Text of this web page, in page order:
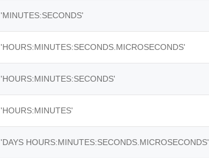
'MINUTES:SECONDS'
'HOURS:MINUTES:SECONDS.MICROSECONDS'
'HOURS:MINUTES:SECONDS'
'HOURS:MINUTES'
'DAYS HOURS:MINUTES:SECONDS.MICROSECONDS'